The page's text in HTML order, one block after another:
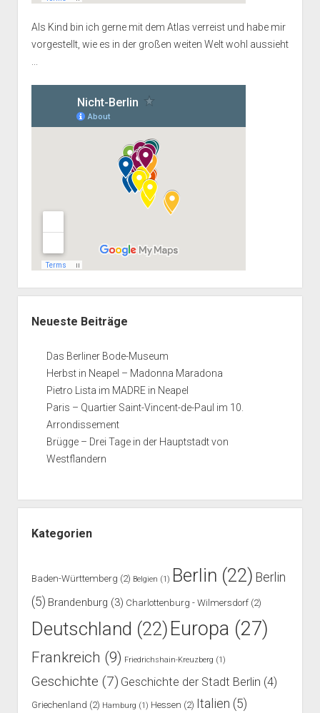
Als Kind bin ich gerne mit dem Atlas verreist und habe mir
vorgestellt, wie es in der großen weiten Welt wohl aussieht
Neueste Beiträge
Das Berliner Bode-Museum
Herbst in Neapel – Madonna Maradona
Pietro Lista im MADRE in Neapel
Paris – Quartier Saint-Vincent-de-Paul im 10.
Arrondissement
Brügge – Drei Tage in der Hauptstadt von
Westflandern
Kategorien
Baden-Württemberg (2) Belgien (1) Berlin (22) Berlin
(5) Brandenburg (3) Charlottenburg - Wilmersdorf(2)
Deutschland (22) Europa (27)
Frankreich (9) Friedrichshain-Kreuzberg (1)
Geschichte (7) Geschichte der Stadt Berlin (4)
Griechenland (2) Hamburg (1) Hessen (2) Italien (5)